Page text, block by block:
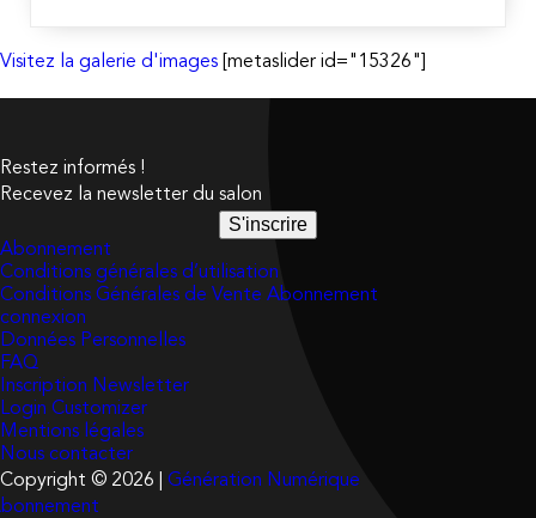
Visitez la galerie d'images [metaslider id="15326"]
Restez informés !
Recevez la newsletter du salon
S'inscrire
Abonnement
Conditions générales d’utilisation
Conditions Générales de Vente Abonnement
connexion
Données Personnelles
FAQ
Inscription Newsletter
Login Customizer
Mentions légales
Nous contacter
Copyright © 2026 | Génération Numérique